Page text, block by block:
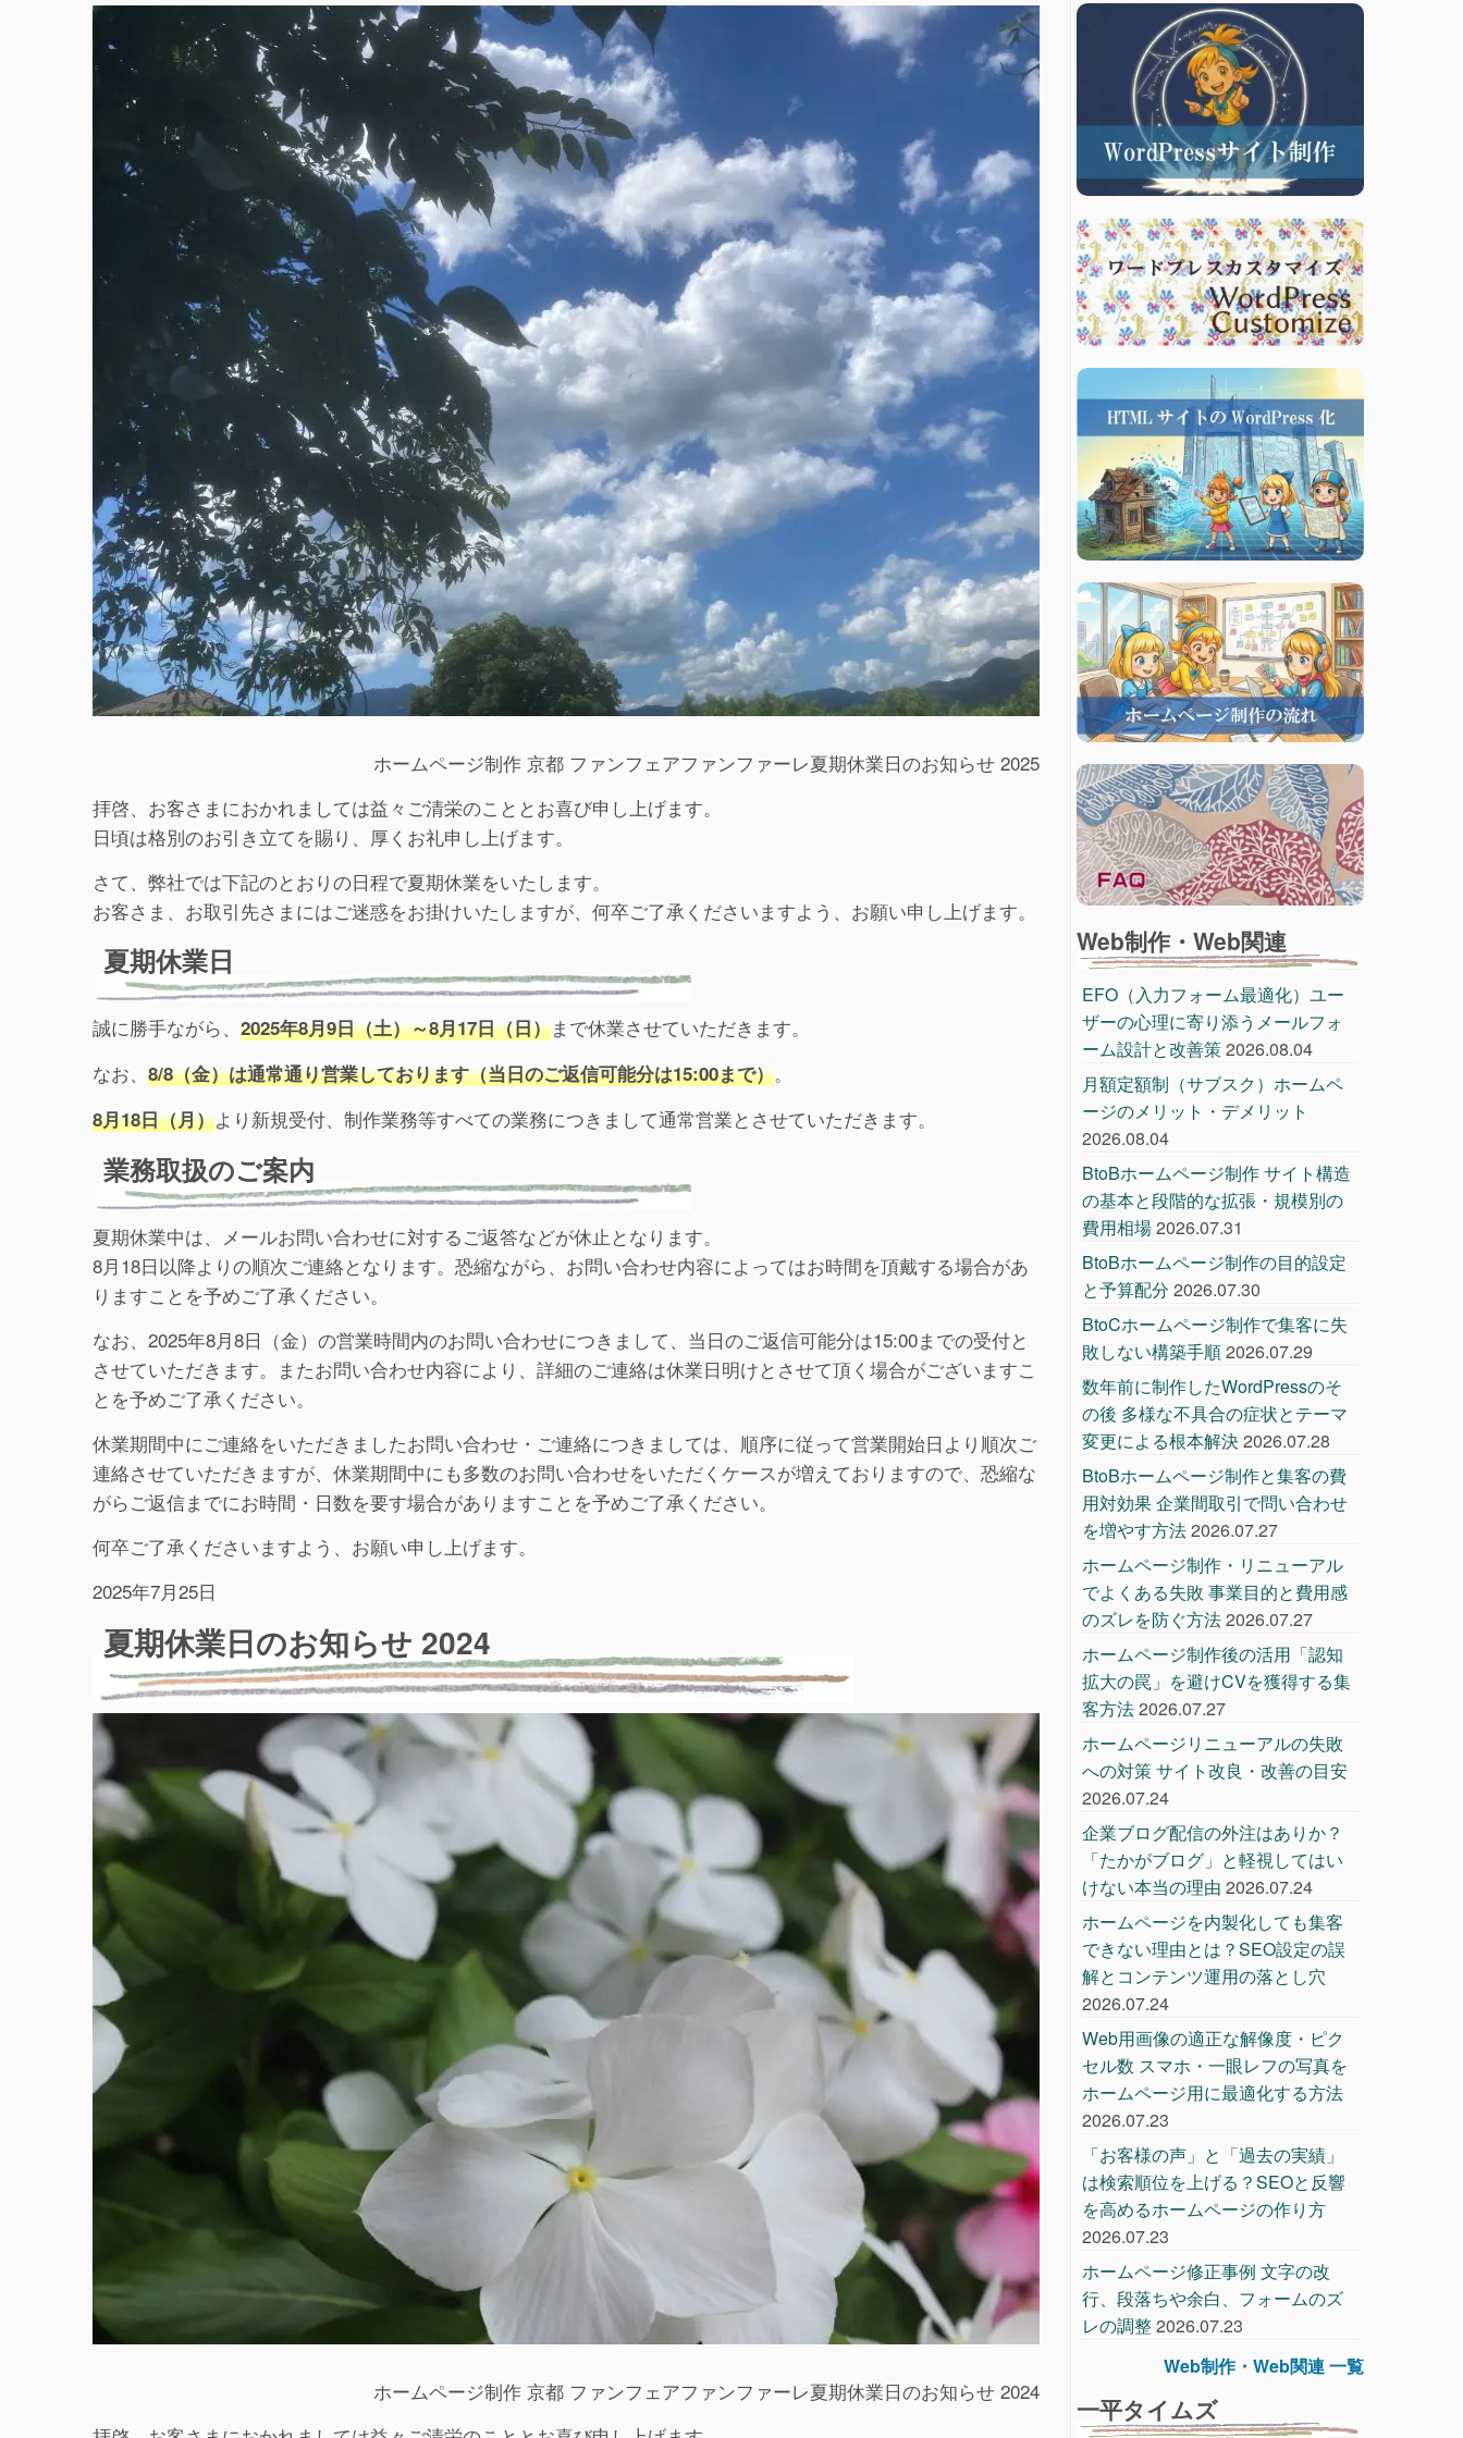
ホームページ制作 京都 ファンフェアファンファーレ夏期休業日のお知らせ 2025
拝啓、お客さまにおかれましては益々ご清栄のこととお喜び申し上げます。
日頃は格別のお引き立てを賜り、厚くお礼申し上げます。
さて、弊社では下記のとおりの日程で夏期休業をいたします。
お客さま、お取引先さまにはご迷惑をお掛けいたしますが、何卒ご了承くださいますよう、お願い申し上げます。
夏期休業日
誠に勝手ながら、 2025年8月9日（土）～8月17日（日）まで休業させていただきます。
なお、 8/8（金）は通常通り営業しております（当日のご返信可能分は15:00まで）。
8月18日（月）より新規受付、制作業務等すべての業務につきまして通常営業とさせていただきます。
業務取扱のご案内
夏期休業中は、メールお問い合わせに対するご返答などが休止となります。
8月18日以降よりの順次ご連絡となります。恐縮ながら、お問い合わせ内容によってはお時間を頂戴する場合があ
りますことを予めご了承ください。
なお、2025年8月8日（金）の営業時間内のお問い合わせにつきまして、当日のご返信可能分は15:00までの受付と
させていただきます。またお問い合わせ内容により、詳細のご連絡は休業日明けとさせて頂く場合がございますこ
とを予めご了承ください。
休業期間中にご連絡をいただきましたお問い合わせ・ご連絡につきましては、順序に従って営業開始日より順次ご
連絡させていただきますが、休業期間中にも多数のお問い合わせをいただくケースが増えておりますので、恐縮な
がらご返信までにお時間・日数を要す場合がありますことを予めご了承ください。
何卒ご了承くださいますよう、お願い申し上げます。
2025年7月25日
夏期休業日のお知らせ 2024
ホームページ制作 京都 ファンフェアファンファーレ夏期休業日のお知らせ 2024
Web制作・Web関連
EFO（入力フォーム最適化）ユー
ザーの心理に寄り添うメールフォ
ーム設計と改善策2026.08.04
月額定額制（サブスク）ホームペ
ージのメリット・デメリット
2026.08.04
BtoBホームページ制作 サイト構造
の基本と段階的な拡張・規模別の
費用相場2026.07.31
BtoBホームページ制作の目的設定
と予算配分 2026.07.30
BtoCホームページ制作で集客に失
敗しない構築手順2026.07.29
数年前に制作したWordPressのそ
の後 多様な不具合の症状とテーマ
変更による根本解決2026.07.28
BtoBホームページ制作と集客の費
用対効果 企業間取引で問い合わせ
を増やす方法2026.07.27
ホームページ制作・リニューアル
でよくある失敗 事業目的と費用感
のズレを防ぐ方法2026.07.27
ホームページ制作後の活用「認知
拡大の罠」を避けCVを獲得する集
客方法2026.07.27
ホームページリニューアルの失敗
への対策 サイト改良・改善の目安
2026.07.24
企業ブログ配信の外注はありか？
「たかがブログ」と軽視してはい
けない本当の理由 2026.07.24
ホームページを内製化しても集客
できない理由とは？SEO設定の誤
解とコンテンツ運用の落とし穴
2026.07.24
Web用画像の適正な解像度・ピク
セル数 スマホ・一眼レフの写真を
ホームページ用に最適化する方法
2026.07.23
「お客様の声」と「過去の実績」
は検索順位を上げる？SEOと反響
を高めるホームページの作り方
2026.07.23
ホームページ修正事例 文字の改
行、段落ちや余白、フォームのズ
レの調整2026.07.23
Web制作・Web関連 一覧
一平タイムズ